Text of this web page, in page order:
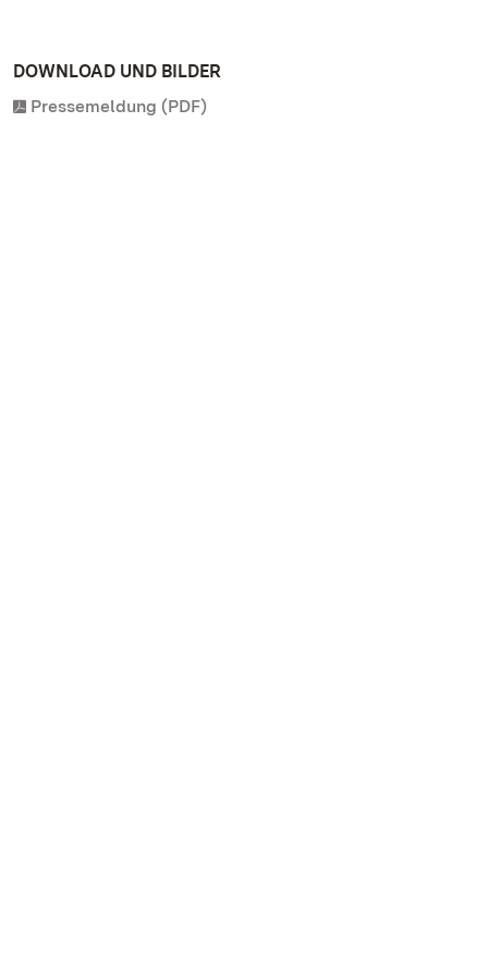
DOWNLOAD UND BILDER
Pressemeldung (PDF)